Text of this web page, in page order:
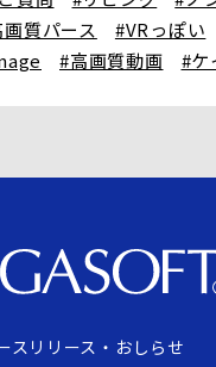
質パース #VRっぽい
#高画質動画 #ケ
スリリース・ おしらせ